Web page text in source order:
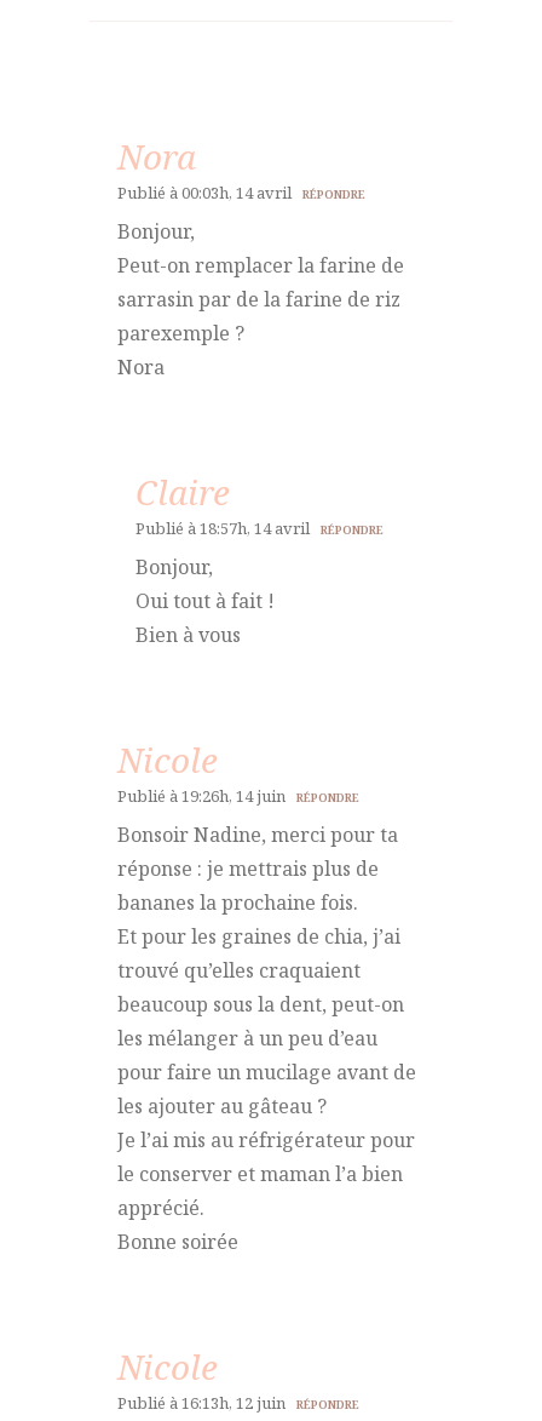
Nora
Publié à 00:03h, 14 avril RÉPONDRE
Bonjour,
Peut-on remplacer la farine de
sarrasin par de la farine de riz
parexemple ?
Nora
Claire
Publié à 18:57h, 14 avril RÉPONDRE
Bonjour,
Oui tout à fait !
Bien à vous
Nicole
Publié à 19:26h, 14 juin RÉPONDRE
Bonsoir Nadine, merci pour ta
réponse : je mettrais plus de
bananes la prochaine fois.
Et pour les graines de chia, j’ai
trouvé qu’elles craquaient
beaucoup sous la dent, peut-on
les mélanger à un peu d’eau
pour faire un mucilage avant de
les ajouter au gâteau ?
Je l’ai mis au réfrigérateur pour
le conserver et maman l’a bien
apprécié.
Bonne soirée
Nicole
Publié à 16:13h, 12 juin RÉPONDRE